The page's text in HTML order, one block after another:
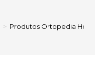
> Produtos Ortopedia